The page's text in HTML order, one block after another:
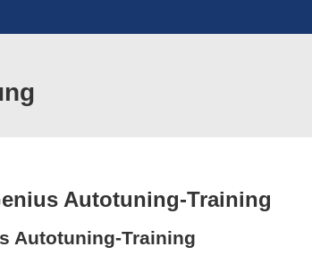
Autotuning-Training
Autotuning-Training